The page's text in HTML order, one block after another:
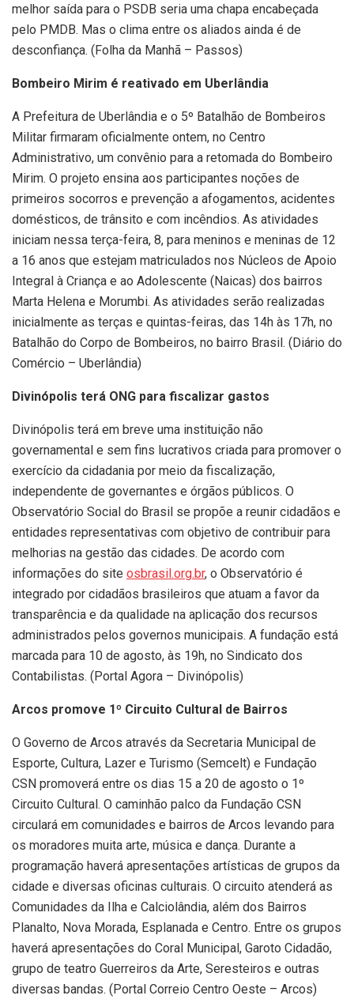
melhor saída para o PSDB seria uma chapa encabeçada
pelo PMDB. Mas o clima entre os aliados ainda é de
desconfiança. (Folha da Manhã – Passos)
Bombeiro Mirim é reativado em Uberlândia
A Prefeitura de Uberlândia e o 5º Batalhão de Bombeiros
Militar firmaram oficialmente ontem, no Centro
Administrativo, um convênio para a retomada do Bombeiro
Mirim. O projeto ensina aos participantes noções de
primeiros socorros e prevenção a afogamentos, acidentes
domésticos, de trânsito e com incêndios. As atividades
iniciam nessa terça-feira, 8, para meninos e meninas de 12
a 16 anos que estejam matriculados nos Núcleos de Apoio
Integral à Criança e ao Adolescente (Naicas) dos bairros
Marta Helena e Morumbi. As atividades serão realizadas
inicialmente as terças e quintas-feiras, das 14h às 17h, no
Batalhão do Corpo de Bombeiros, no bairro Brasil. (Diário do
Comércio – Uberlândia)
Divinópolis terá ONG para fiscalizar gastos
Divinópolis terá em breve uma instituição não
governamental e sem fins lucrativos criada para promover o
exercício da cidadania por meio da fiscalização,
independente de governantes e órgãos públicos. O
Observatório Social do Brasil se propõe a reunir cidadãos e
entidades representativas com objetivo de contribuir para
melhorias na gestão das cidades. De acordo com
informações do site osbrasil.org.br, o Observatório é
integrado por cidadãos brasileiros que atuam a favor da
transparência e da qualidade na aplicação dos recursos
administrados pelos governos municipais. A fundação está
marcada para 10 de agosto, às 19h, no Sindicato dos
Contabilistas. (Portal Agora – Divinópolis)
Arcos promove 1º Circuito Cultural de Bairros
O Governo de Arcos através da Secretaria Municipal de
Esporte, Cultura, Lazer e Turismo (Semcelt) e Fundação
CSN promoverá entre os dias 15 a 20 de agosto o 1º
Circuito Cultural. O caminhão palco da Fundação CSN
circulará em comunidades e bairros de Arcos levando para
os moradores muita arte, música e dança. Durante a
programação haverá apresentações artísticas de grupos da
cidade e diversas oficinas culturais. O circuito atenderá as
Comunidades da Ilha e Calciolândia, além dos Bairros
Planalto, Nova Morada, Esplanada e Centro. Entre os grupos
haverá apresentações do Coral Municipal, Garoto Cidadão,
grupo de teatro Guerreiros da Arte, Seresteiros e outras
diversas bandas. (Portal Correio Centro Oeste – Arcos)